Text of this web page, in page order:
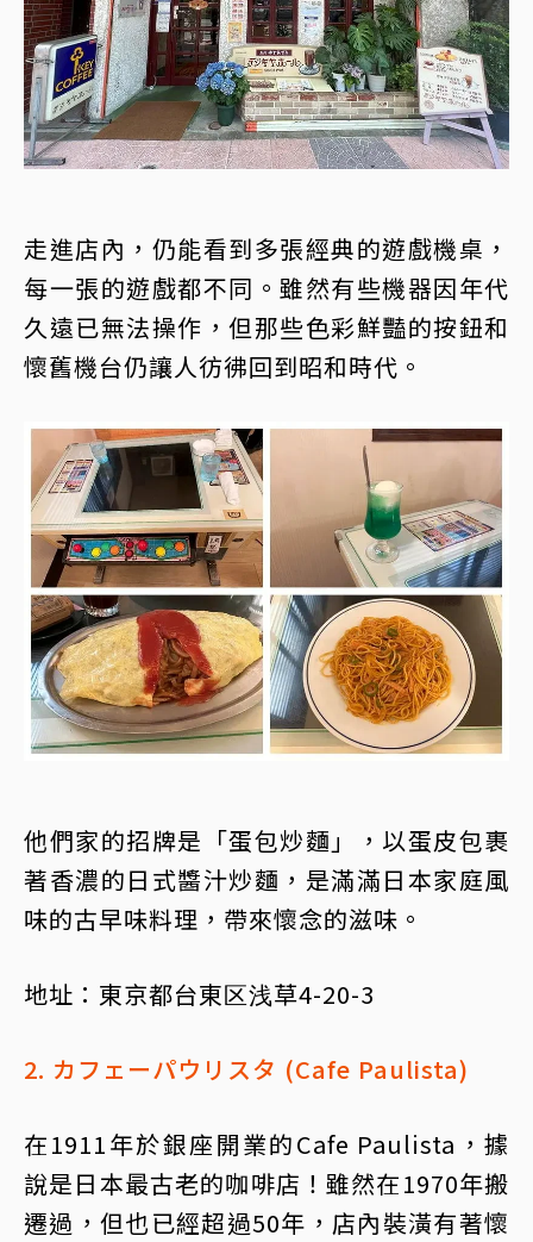
走進店內，仍能看到多張經典的遊戲機桌，
每一張的遊戲都不同。雖然有些機器因年代
久遠已無法操作，但那些色彩鮮豔的按鈕和
懷舊機台仍讓人彷彿回到昭和時代。
他們家的招牌是「蛋包炒麵」，以蛋皮包裹
著香濃的日式醬汁炒麵，是滿滿日本家庭風
味的古早味料理，帶來懷念的滋味。
地址：東京都台東区浅草4-20-3
2. カフェーパウリスタ (Cafe Paulista)
在1911年於銀座開業的Cafe Paulista，據
說是日本最古老的咖啡店！雖然在1970年搬
遷過，但也已經超過50年，店內裝潢有著懷